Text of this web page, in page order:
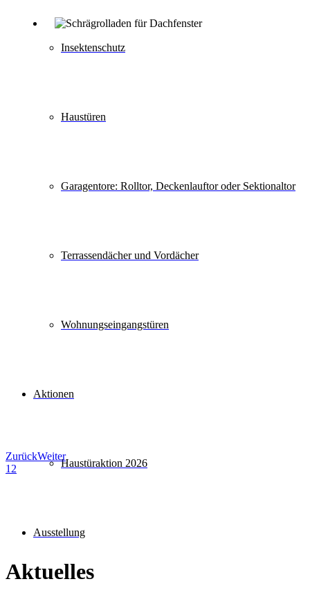
Insektenschutz
Haustüren
Garagentore: Rolltor, Deckenlauftor oder Sektionaltor
Terrassendächer und Vordächer
Wohnungseingangstüren
Aktionen
Haustüraktion 2026
Ausstellung
ZurückWeiter
1 2
Aktuelles